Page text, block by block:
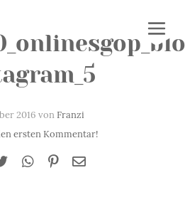
2016 vonFranzi
ersten Kommentar!